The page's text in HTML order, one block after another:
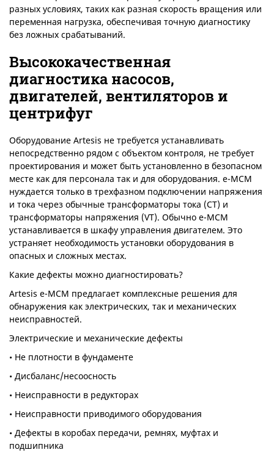
разных условиях, таких как разная скорость вращения или
переменная нагрузка, обеспечивая точную диагностику
без ложных срабатываний.
Высококачественная
диагностика насосов,
двигателей, вентиляторов и
центрифуг
Оборудование Artesis не требуется устанавливать
непосредственно рядом с объектом контроля, не требует
проектирования и может быть установленно в безопасном
месте как для персонала так и для оборудования. e-MCM
нуждается только в трехфазном подключении напряжения
и тока через обычные трансформаторы тока (CT) и
трансформаторы напряжения (VT). Обычно e-MCM
устанавливается в шкафу управления двигателем. Это
устраняет необходимость установки оборудования в
опасных и сложных местах.
Какие дефекты можно диагностировать?
Artesis e-MCM предлагает комплексные решения для
обнаружения как электрических, так и механических
неисправностей.
Электрические и механические дефекты
• Не плотности в фундаменте
• Дисбаланс/несоосность
• Неисправности в редукторах
• Неисправности приводимого оборудования
• Дефекты в коробах передачи, ремнях, муфтах и
подшипника